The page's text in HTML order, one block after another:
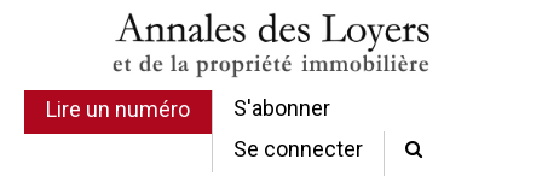
Lire un numéro
S'abonner
Se connecter